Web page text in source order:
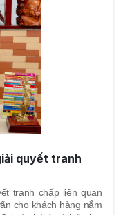
quyết tranh
tranh chấp liên quan
cho khách hàng nắm